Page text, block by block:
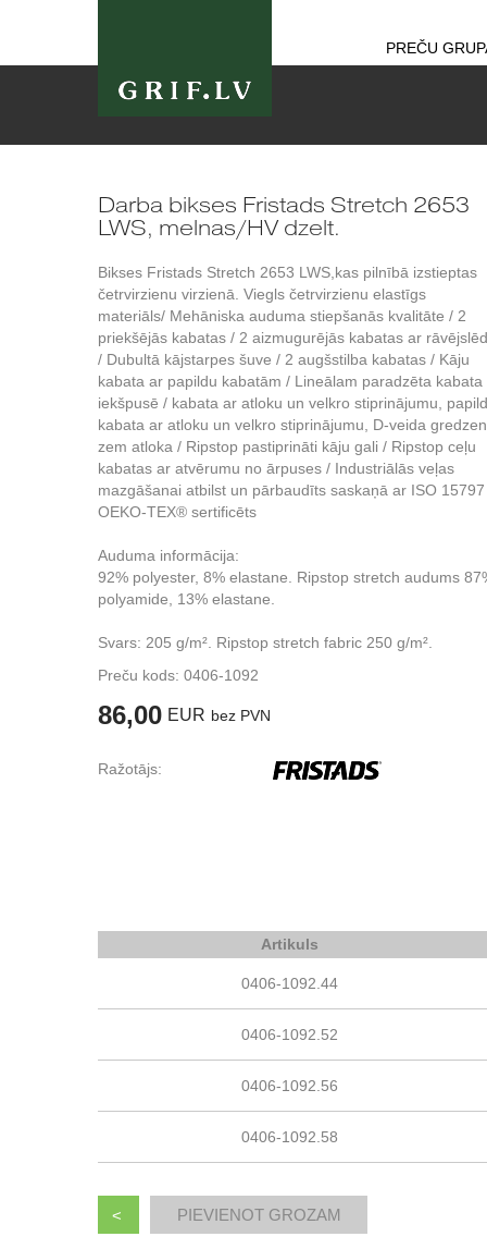
PREČU
Darba bikses Fristads Stretch 2653
LWS, melnas/HV dzelt.
Bikses Fristads Stretch 2653 LWS,kas pilnībā izstieptas
četrvirzienu virzienā. Viegls četrvirzienu elastīgs
materiāls/ Mehāniska auduma stiepšanās kvalitāte / 2
priekšējās kabatas / 2 aizmugurējās kabatas ar
/ Dubultā kājstarpes šuve / 2 augšstilba kabatas / Kāju
kabata ar papildu kabatām / Lineālam paradzēta kabata
iekšpusē / kabata ar atloku un velkro stiprinājumu,
kabata ar atloku un velkro stiprinājumu, D-veida
zem atloka / Ripstop pastiprināti kāju gali / Ripstop ceļu
kabatas ar atvērumu no ārpuses / Industriālās veļas
mazgāšanai atbilst un pārbaudīts saskaņā ar ISO
OEKO-TEX® sertificēts
Auduma informācija:
92% polyester, 8% elastane. Ripstop stretch audums
polyamide, 13% elastane.
Svars: 205 g/m². Ripstop stretch fabric 250 g/m².
Preču kods: 0406-1092
86,00 EUR bez PVN
Ražotājs:
Artikuls
0406-1092.44
0406-1092.52
0406-1092.56
0406-1092.58
<